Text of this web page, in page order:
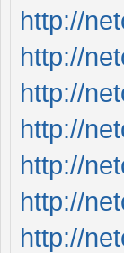
http://
http://
http://
http://
http://
http://
http://